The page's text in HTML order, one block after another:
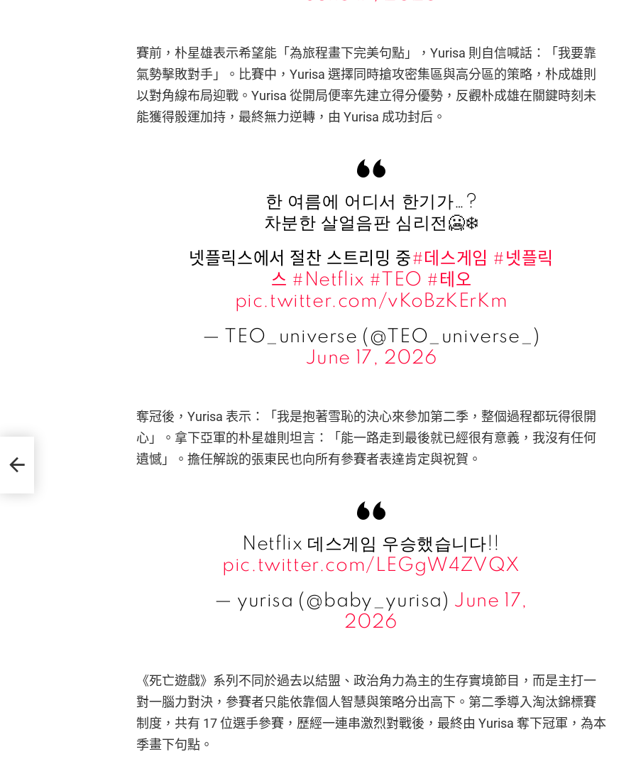
賽前，朴星雄表示希望能「為旅程畫下完美句點」，Yurisa 則自信喊話：「我要靠
氣勢擊敗對手」。比賽中，Yurisa 選擇同時搶攻密集區與高分區的策略，朴成雄則
以對角線布局迎戰。Yurisa 從開局便率先建立得分優勢，反觀朴成雄在關鍵時刻未
能獲得骰運加持，最終無力逆轉，由 Yurisa 成功封后。
한 여름에 어디서 한기가…?
차분한 살얼음판 심리전🥶❄️
넷플릭스에서 절찬 스트리밍 중#데스게임 #넷플릭
스 #Netflix #TEO #테오
pic.twitter.com/vKoBzKErKm
— TEO_universe (@TEO_universe_)
June 17, 2026
奪冠後，Yurisa 表示：「我是抱著雪恥的決心來參加第二季，整個過程都玩得很開
心」。拿下亞軍的朴星雄則坦言：「能一路走到最後就已經很有意義，我沒有任何
遺憾」。擔任解說的張東民也向所有參賽者表達肯定與祝賀。
Netflix 데스게임 우승했습니다!!
pic.twitter.com/LEGgW4ZVQX
— yurisa (@baby_yurisa) June 17,
2026
《死亡遊戲》系列不同於過去以結盟、政治角力為主的生存實境節目，而是主打一
對一腦力對決，參賽者只能依靠個人智慧與策略分出高下。第二季導入淘汰錦標賽
制度，共有 17 位選手參賽，歷經一連串激烈對戰後，最終由 Yurisa 奪下冠軍，為本
季畫下句點。